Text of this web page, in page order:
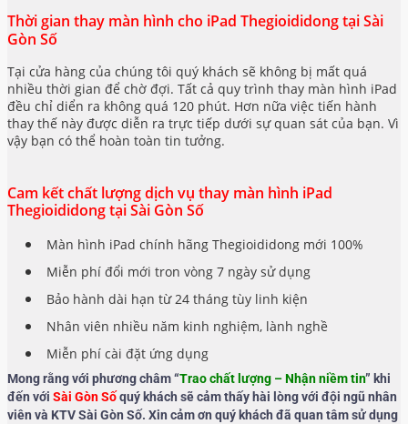
Thời gian thay màn hình cho iPad Thegioididong tại Sài
Gòn Số
Tại cửa hàng của chúng tôi quý khách sẽ không bị mất quá
nhiều thời gian để chờ đợi. Tất cả quy trình thay màn hình iPad
đều chỉ diển ra không quá 120 phút. Hơn nữa việc tiến hành
thay thế này được diễn ra trực tiếp dưới sự quan sát của bạn. Vì
vậy bạn có thể hoàn toàn tin tưởng.
Cam kết chất lượng dịch vụ thay màn hình iPad
Thegioididong tại Sài Gòn Số
Màn hình iPad chính hãng Thegioididong mới 100%
Miễn phí đổi mới tron vòng 7 ngày sử dụng
Bảo hành dài hạn từ 24 tháng tùy linh kiện
Nhân viên nhiều năm kinh nghiệm, lành nghề
Miễn phí cài đặt ứng dụng
Mong rằng với phương châm “Trao chất lượng – Nhận niềm tin” khi
đến với Sài Gòn Sốquý khách sẽ cảm thấy hài lòng với đội ngũ nhân
viên và KTV Sài Gòn Số. Xin cảm ơn quý khách đã quan tâm sử dụng